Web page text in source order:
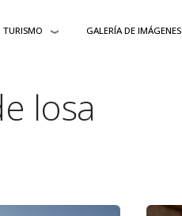
TURISMO GALERÍA DE IMÁGENES
losa